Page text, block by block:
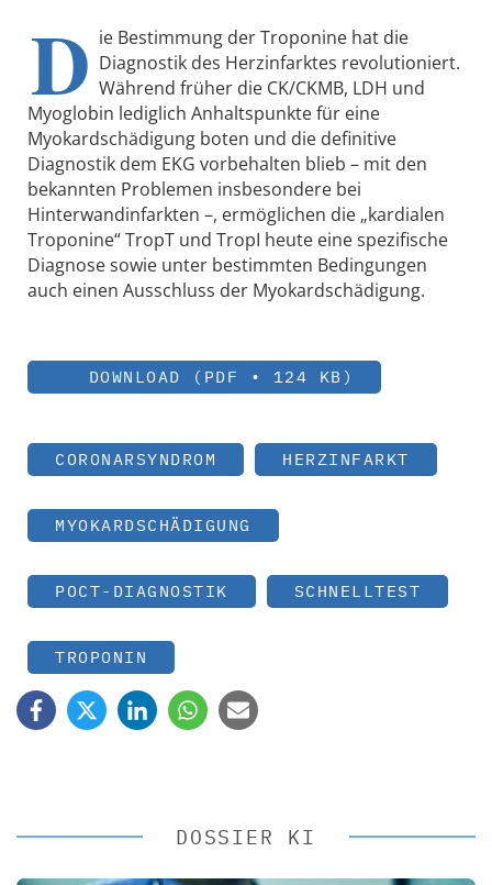
D ie Bestimmung der Troponine hat die
Diagnostik des Herzinfarktes revolutioniert.
Während früher die CK/CKMB, LDH und
Myoglobin lediglich Anhaltspunkte für eine
Myokardschädigung boten und die definitive
Diagnostik dem EKG vorbehalten blieb – mit den
bekannten Problemen insbesondere bei
Hinterwandinfarkten –, ermöglichen die „kardialen
Troponine“ TropT und TropI heute eine spezifische
Diagnose sowie unter bestimmten Bedingungen
auch einen Ausschluss der Myokardschädigung.
DOWNLOAD (PDF • 124 KB)
CORONARSYNDROM HERZINFARKT
MYOKARDSCHÄDIGUNG
POCT-DIAGNOSTIK SCHNELLTEST
TROPONIN
DOSSIER KI